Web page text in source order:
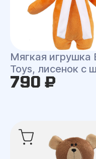
Мягкая игрушка
Toys, лисенок с
790 ₽